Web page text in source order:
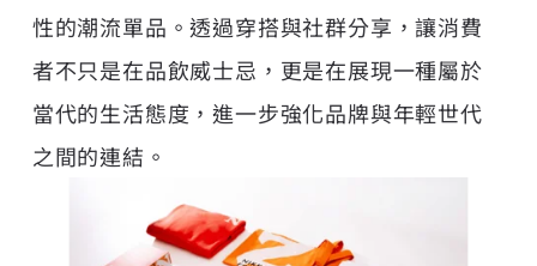
性的潮流單品。透過穿搭與社群分享，讓消費
者不只是在品飲威士忌，更是在展現一種屬於
當代的生活態度，進一步強化品牌與年輕世代
之間的連結。